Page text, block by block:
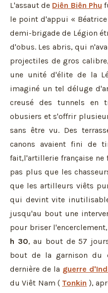
L'assaut de Diên Biên Phu
le point d'appui «
demi-brigade de Légion
d'obus. Les abris, qui
projectiles de gros
une unité d'élite de la
imaginé un tel déluge
creusé des tunnels en
obusiers et s'offrir
sans être vu. Des
canons avaient fini de
fait,l'artillerie française ne
pas plus que les
que les artilleurs viêts
qui devint vite
jusqu'au bout une
pour briser
h 30, au bout de 57
bout de la garnison du
dernière de la guerre
du Viêt Nam ( Tonkin ),